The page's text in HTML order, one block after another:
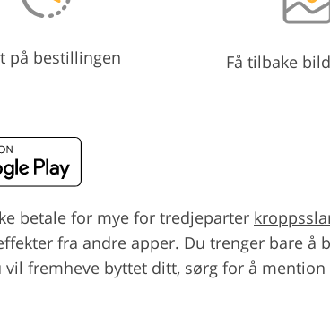
på bestillingen Få tilbake
betale for mye for tredjeparter
fra andre apper. Du trenger bare å
fremheve byttet ditt, sørg for å